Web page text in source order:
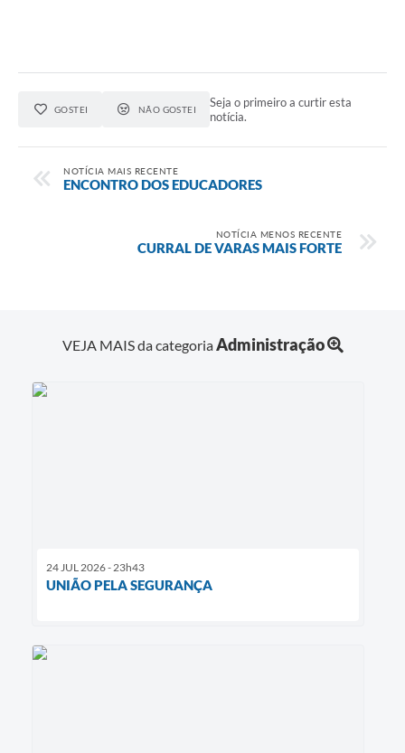
GOSTEI NÃO GOSTEI
Seja o primeiro a curtir esta
notícia.
NOTÍCIA MAIS RECENTE
ENCONTRO DOS EDUCADORES
NOTÍCIA MENOS RECENTE
CURRAL DE VARAS MAIS FORTE
VEJA MAIS da categoriaAdministração
24 JUL 2026 - 23h43
UNIÃO PELA SEGURANÇA